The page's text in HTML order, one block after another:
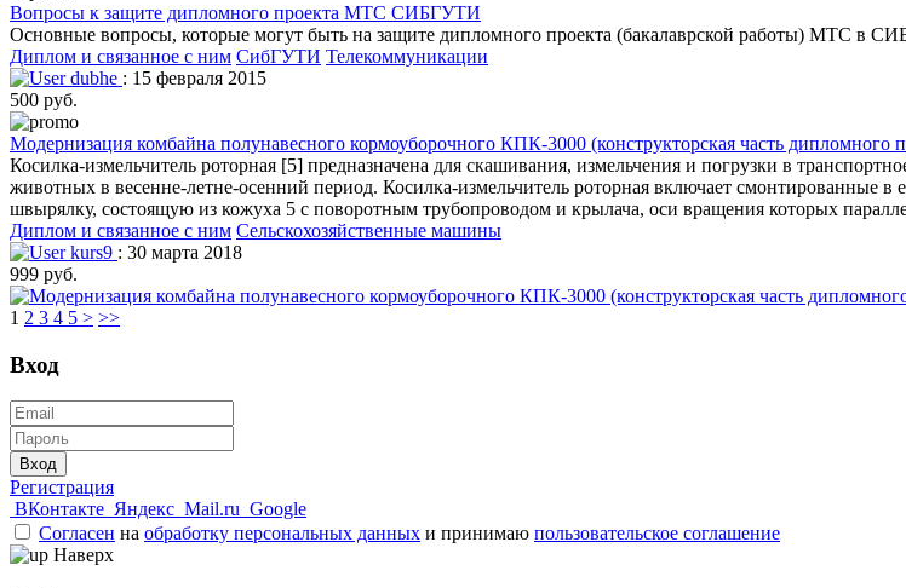
Вопросы к защите дипломного проекта МТС СИБГУТИ
Основные вопросы, которые могут быть на защите дипломного проекта (бакалаврской работы) МТС
Диплом и связанное с ним СибГУТИ Телекоммуникации
dubhe : 15 февраля 2015
500 руб.
Модернизация комбайна полунавесного кормоуборочного КПК-3000 (конструкторская часть дипломного
Косилка-измельчитель роторная [5] предназначена для скашивания, измельчения и погрузки в
животных в весенне-летне-осенний период. Косилка-измельчитель роторная включает смонтированные
швырялку, состоящую из кожуха 5 с поворотным трубопроводом и крылача, оси вращения которых
Диплом и связанное с ним Сельскохозяйственные машины
kurs9 : 30 марта 2018
999 руб.
1 2 3 4 5 > >>
Вход
Вход
Регистрация
ВКонтакте Яндекс Mail.ru Google
Согласен на обработку персональных данных и принимаю пользовательское соглашение
Наверх